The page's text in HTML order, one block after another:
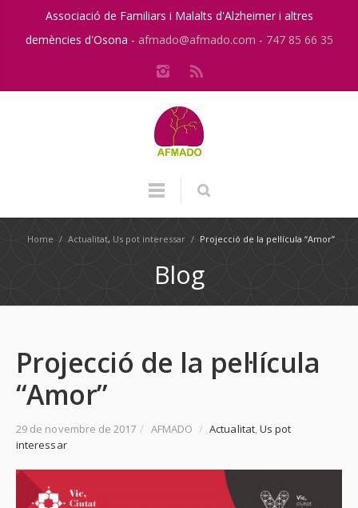
Associació de Familiars i Malalts d'Alzheimer i altres
demències d'Osona - afmado@afmado.com - 747 85 66 35
Home / Actualitat, Us pot interessar / Projecció de la pel·lícula “Amor”
Blog
Projecció de la pel·lícula
“Amor”
29 de novembre de 2017 / AFMADO / Actualitat,Us pot
interessar